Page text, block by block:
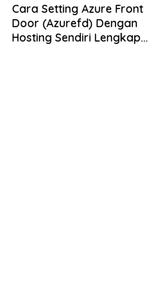
Cara Setting Azure Front
Door (Azurefd) Dengan
Hosting Sendiri Lengkap